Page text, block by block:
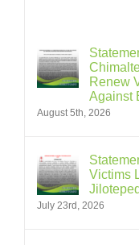
Renew
Against
August 5th, 2026
Victims
July 23rd, 2026